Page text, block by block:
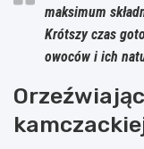
maksimum
Krótszy czas
owoców i ich